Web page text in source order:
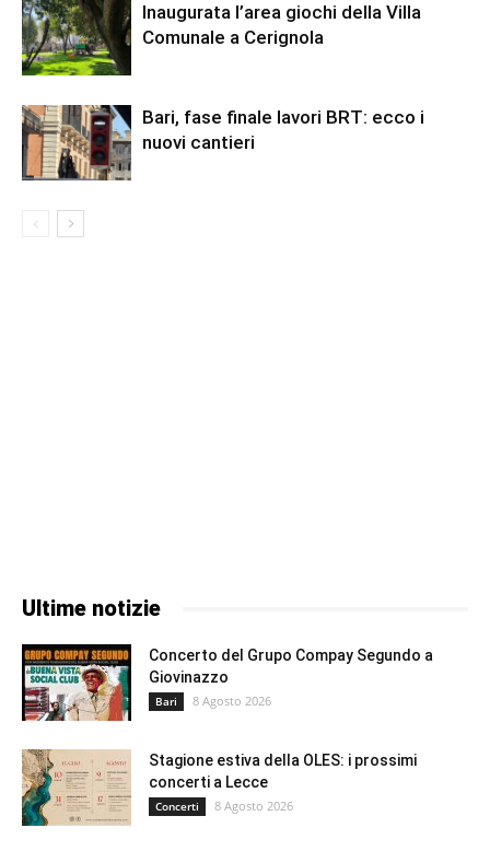
Inaugurata l’area giochi della Villa
Comunale a Cerignola
Bari, fase finale lavori BRT: ecco i
nuovi cantieri
Ultime notizie
Concerto del Grupo Compay Segundo a
Giovinazzo
Bari 8 Agosto 2026
Stagione estiva della OLES: i prossimi
concerti a Lecce
Concerti 8 Agosto 2026